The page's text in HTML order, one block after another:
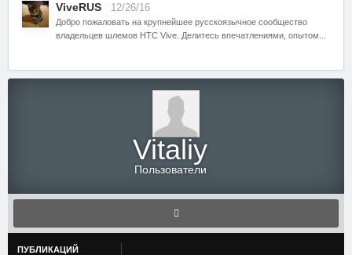
ViveRUS 12/26/16
Добро пожаловать на крупнейшее русскоязычное сообщество
владельцев шлемов HTC Vive. Делитесь впечатлениями, опытом...
Vitaliy
Пользователи
ПУБЛИКАЦИЙ